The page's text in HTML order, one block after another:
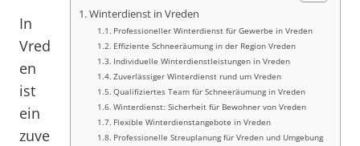
Winterdienst in Vreden
Professioneller Winterdienst für Gewerbe in Vreden
Effiziente Schneeräumung in der Region Vreden
Individuelle Winterdienstleistungen in Vreden
Zuverlässiger Winterdienst rund um Vreden
Qualifiziertes Team für Schneeräumung in Vreden
Winterdienst: Sicherheit für Bewohner von Vreden
Flexible Winterdienstangebote in Vreden
Professionelle Streuplanung für Vreden und Umgebung
In
Vred
en
ist
ein
zuve